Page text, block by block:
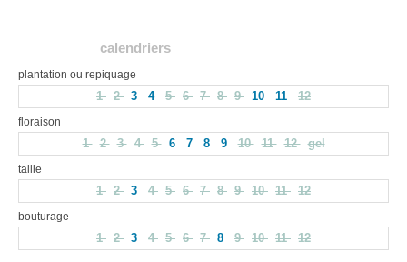
calendriers
plantation ou repiquage
1 2 3 4 5 6 7 8 9 10 11 12
floraison
1 2 3 4 5 6 7 8 9 10 11 12 gel
taille
1 2 3 4 5 6 7 8 9 10 11 12
bouturage
1 2 3 4 5 6 7 8 9 10 11 12